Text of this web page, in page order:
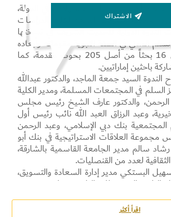
أكبر التعاونيات الاستهلاكية في الدولة،
الحديث الشريف التابعة لكلية الدراسات
الندوة الدولية للحديث الشريف في نسختها
المدني في السنة النبوية مقوماته وأبعاده
الحضارية»، حيث تعرض 16 بحثاً من أصل 205 بحوث مقدمة، كما
باحثين إماراتيين.
السيد جمعة الماجد، والدكتور عبدالله
في المجتمعات المسلمة، ومدير الكلية
والدكتور عارف الشيخ رئيس مجلس
وعبد الرزاق العبد الله نائب رئيس أول
بنك دبي الإسلامي، وعبد الرحمن
مجموعة العلاقات الاستراتيجية في بنك أبو
سالم مدير الجامعة القاسمية بالشارقة،
لعدد من القنصليات.
البستكي مدير إدارة السعادة والتسويق،
الراعي الذهبي للفعاليات وتسلم درع شكر
ودور التعاونية الفعال في نشر الخير في عام
اقرأ أكثر